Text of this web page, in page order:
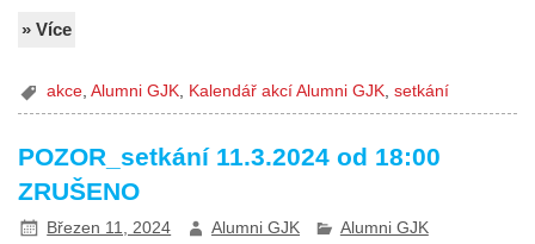
» Více
akce,Alumni GJK, Kalendář akcí Alumni GJK,setkání
POZOR_setkání 11.3.2024 od 18:00
ZRUŠENO
Březen 11, 2024 Alumni GJK Alumni GJK